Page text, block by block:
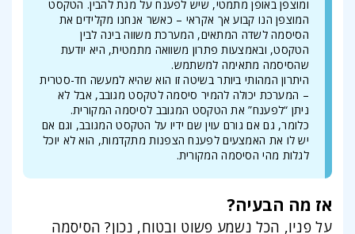
ומוצפן באופן מתמטי, שיש לפענח על מנת להבין. הטקסט
המוצפן הנו קבוע אך אקראי – כאשר אנחנו מקלידים את
הסיסמה לשדה המתאים, המערכת משווה בינה לבין
הטקסט, ובאמצעות פתרון משוואה מתמטית, היא יודעת
שהסיסמה מתאימה למשתמש.
היתרון המהותי ביותר בשיטה זו הוא שהיא למעשה חד-סטרית
– המערכת יכולה להמיר סיסמה לטקסט מגובב, אבל לא
ניתן “לפענח” את הטקסט המגובב לסיסמה המקורית.
כלומר, גם אם גורם עוין שם ידיו על הטקסט המגובב, וגם אם
יש לו את האמצעים לפענח הצפנות מתקדמות, הוא לא יוכל
לגלות מהי הסיסמה המקורית.
אז מה הבעיה?
על פניו, הכל נשמע פשוט ובטוח, נכון? הסיסמה